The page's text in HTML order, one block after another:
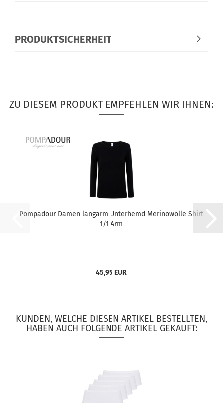
PRODUKTSICHERHEIT
ZU DIESEM PRODUKT EMPFEHLEN WIR IHNEN:
Pompadour Damen langarm Unterhemd Merinowolle Shirt
1/1 Arm
45,95 EUR
KUNDEN, WELCHE DIESEN ARTIKEL BESTELLTEN,
HABEN AUCH FOLGENDE ARTIKEL GEKAUFT: